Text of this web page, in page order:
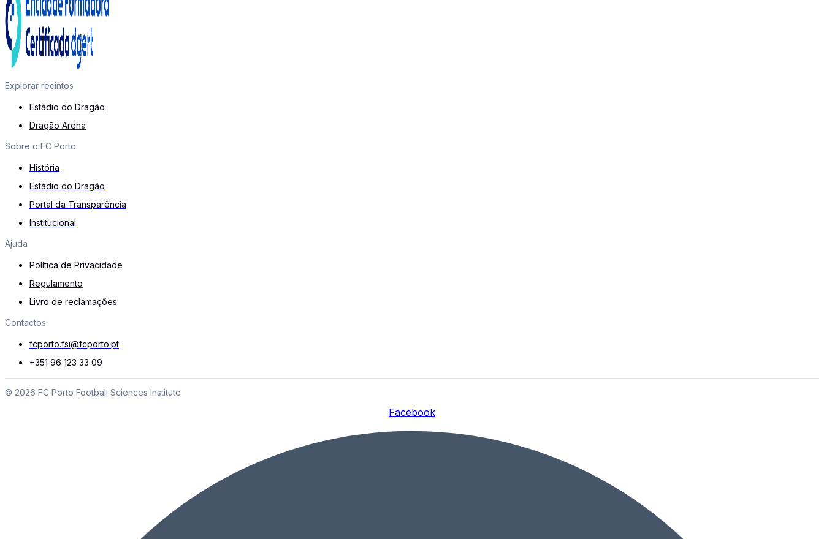
Explorar recintos
Estádio do Dragão
Dragão Arena
Sobre o FC Porto
História
Estádio do Dragão
Portal da Transparência
Institucional
Ajuda
Política de Privacidade
Regulamento
Livro de reclamações
Contactos
fcporto.fsi@fcporto.pt
+351 96 123 33 09
© 2026 FC Porto Football Sciences Institute
Facebook